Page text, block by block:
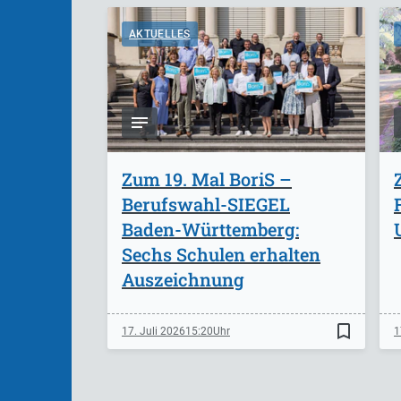
AKTUELLES
Zum 19. Mal BoriS –
Berufswahl-SIEGEL
Baden-Württemberg:
Sechs Schulen erhalten
Auszeichnung
17. Juli 202615:20 bookmark_border